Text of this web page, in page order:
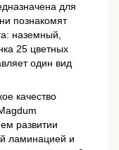
для
познакомят
наземный,
25 цветных
один вид
качество
развитии
ламинацией и